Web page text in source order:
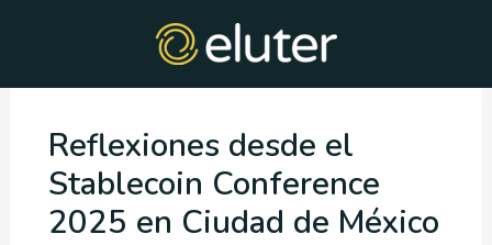
Reflexiones desde el
Stablecoin Conference
2025 en Ciudad de México